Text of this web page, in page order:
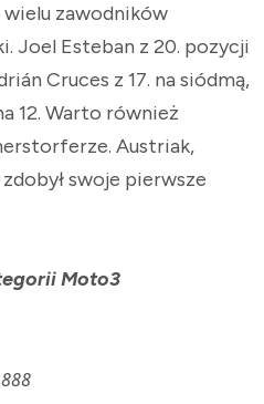
wielu zawodników
Joel Esteban z 20. pozycji
Cruces z 17. na siódmą,
12. Warto również
Austriak,
swoje pierwsze
Moto3